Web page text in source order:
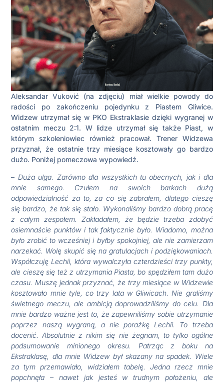
Aleksandar Vuković (na zdjęciu) miał wielkie powody do
radości po zakończeniu pojedynku z Piastem Gliwice.
Widzew utrzymał się w PKO Ekstraklasie dzięki wygranej w
ostatnim meczu 2:1. W lidze utrzymał się także Piast, w
którym szkoleniowiec również pracował. Trener Widzewa
przyznał, że ostatnie trzy miesiące kosztowały go bardzo
dużo. Poniżej pomeczowa wypowiedź.
– Duża ulga. Zarówno dla wszystkich tu obecnych, jak i dla
mnie samego. Czułem na swoich barkach dużą
odpowiedzialność za to, za co się zabrałem, dlatego cieszę
się bardzo, że tak się stało. Wykonaliśmy bardzo dobrą pracę
z całym zespołem. Zakładałem, że będzie trzeba zdobyć
osiemnaście punktów i tak faktycznie było. Wiadomo, można
było zrobić to wcześniej i byłby spokojniej, ale nie zamierzam
narzekać. Wolę skupić się na gratulacjach i podziękowaniach.
Współczuję Lechii, która wywalczyła czterdzieści trzy punkty,
ale cieszę się też z utrzymania Piasta, bo spędziłem tam dużo
czasu. Muszę jednak przyznać, że trzy miesiące w Widzewie
kosztowało mnie tyle, co trzy lata w Gliwicach. Nie graliśmy
świetnego meczu, ale ambicją doprowadziliśmy do celu. Dla
mnie bardzo ważne jest to, że zapewniliśmy sobie utrzymanie
poprzez naszą wygraną, a nie porażkę Lechii. To trzeba
docenić. Absolutnie z nikim się nie żegnam, to tylko ogólne
podsumowanie minionego okresu. Patrząc z boku na
Ekstraklasę, dla mnie Widzew był skazany na spadek. Wiele
za tym przemawiało, widziałem tabelę. Jedna rzecz mnie
popchnęła – nawet jak jesteś w trudnym położeniu, ale